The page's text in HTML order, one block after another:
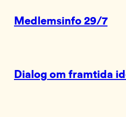
Medlemsinfo 29/7
Dialog om framtida